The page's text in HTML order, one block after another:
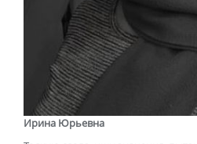
Ирина Юрьевна